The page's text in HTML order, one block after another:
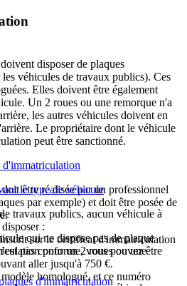
disposer de plaques
véhicules de travaux publics). Ces
Elles doivent être également
Un 2 roues ou une remorque n'a
les autres véhicules doivent en
Le propriétaire dont le véhicule
peut être sanctionné.
d'immatriculation
être réalisée par un professionnel
par exemple) et doit être posée de
sur le certificat d'immatriculation
homologué, et ce numéro
le type de véhicule
travaux publics, aucun véhicule à
:
pour un 2 roues ou une
qui ne dispose pas de plaque
pas conforme, vous pouvez être
aller jusqu'à 750 €.
d'immatriculation